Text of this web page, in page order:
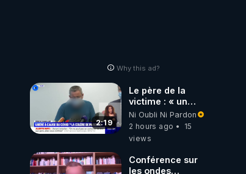
Why this ad?
2:19
Le père de la
victime : « un
gendarme nous a
dit que c'était une
libération
19 »
Ni Oubli Ni Pardon
2 hours ago
15
views
Conférence sur
les ondes